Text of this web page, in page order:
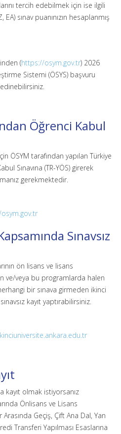
tercih edebilmek için ise ilgili
sınav puanınızın hesaplanmış
(https://osym.gov.tr) 2026
Sistemi (ÖSYS) başvuru
Öğrenci Kabul
ÖSYM tarafından yapılan Türkiye
Sınavına (TR-YÖS) girerek
gerekmektedir.
Sınavsız
ön lisans ve lisans
ve/veya bu programlarda halen
bir sınava girmeden ikinci
kayıt yaptırabilirsiniz.
kayıt olmak istiyorsanız
Önlisans ve Lisans
Geçiş, Çift Ana Dal, Yan
Transferi Yapılması Esaslarına